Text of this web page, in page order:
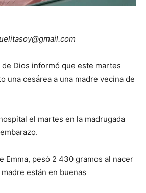
de Dios informó que este martes
una cesárea a una madre vecina de
el martes en la madrugada
Emma, pesó 2 430 gramos al nacer
están en buenas